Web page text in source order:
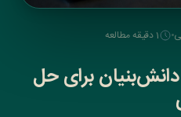
1 دقیقه مطالعه
برای حل